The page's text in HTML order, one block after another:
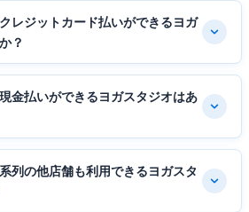
レジットカード払いができるヨガ
？
金払いができるヨガスタジオはあ
列の他店舗も利用できるヨガスタ